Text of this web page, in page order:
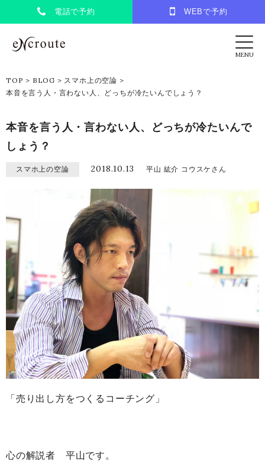
電話で予約 WEBで予約
eNcroute｜葛西・江戸川区の美容室 アンク
MENU
TOP > BLOG > スマホ上の空論 >
本音を言う人・言わない人、どっちが冷たいんでしょう？
本音を言う人・言わない人、どっちが冷たいんで
しょう？
スマホ上の空論 2018.10.13 平山 紘介 コウスケさん
「売り出し方をつくるコーチング」
心の解説者 平山です。